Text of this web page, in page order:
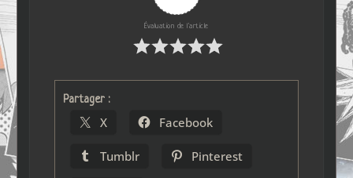
Évaluation de l'article
Partager :
X Facebook
Tumblr Pinterest